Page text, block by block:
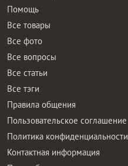
Помощь
Все товары
Все фото
Все вопросы
Все статьи
Все тэги
Правила общения
Пользовательское соглашение
Политика конфиденциальности
Контактная информация